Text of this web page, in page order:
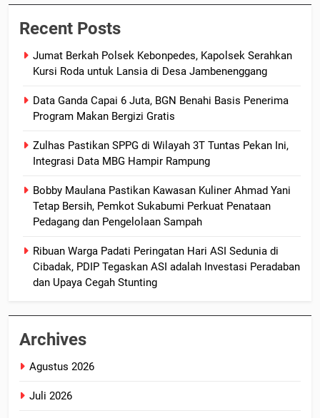
Recent Posts
Jumat Berkah Polsek Kebonpedes, Kapolsek Serahkan
Kursi Roda untuk Lansia di Desa Jambenenggang
Data Ganda Capai 6 Juta, BGN Benahi Basis Penerima
Program Makan Bergizi Gratis
Zulhas Pastikan SPPG di Wilayah 3T Tuntas Pekan Ini,
Integrasi Data MBG Hampir Rampung
Bobby Maulana Pastikan Kawasan Kuliner Ahmad Yani
Tetap Bersih, Pemkot Sukabumi Perkuat Penataan
Pedagang dan Pengelolaan Sampah
Ribuan Warga Padati Peringatan Hari ASI Sedunia di
Cibadak, PDIP Tegaskan ASI adalah Investasi Peradaban
dan Upaya Cegah Stunting
Archives
Agustus 2026
Juli 2026